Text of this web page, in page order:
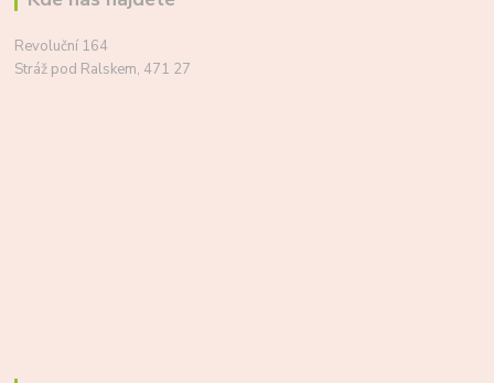
Revoluční 164
Stráž pod Ralskem, 471 27